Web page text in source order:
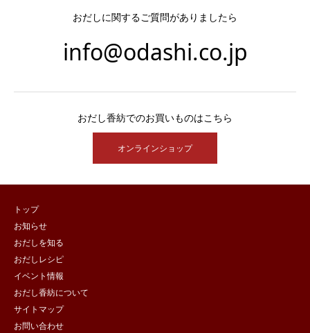
おだしに関するご質問がありましたら
info@odashi.co.jp
おだし香紡でのお買いものはこちら
オンラインショップ
トップ
お知らせ
おだしを知る
おだしレシピ
イベント情報
おだし香紡について
サイトマップ
お問い合わせ